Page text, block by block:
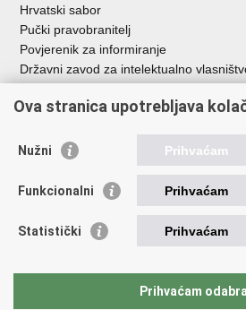
Hrvatski sabor
Pučki pravobranitelj
Povjerenik za informiranje
Državni zavod za intelektualno
HAKOM
Ostale poveznice
Hrvatski audiovizualni centar
Creative Europe
EU National Institutes for Culture
Međunarodni centar za podvodnu
Ova stranica upotrebljava
Nužni Prihvaćam
Funkcionalni Prihvaćam
Statistički Prihvaćam
Prihvaćam